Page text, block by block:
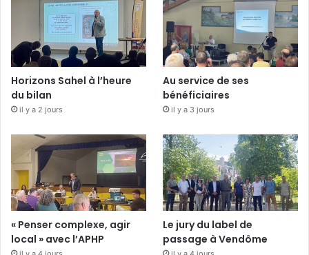
Horizons Sahel à l’heure
du bilan
il y a 2 jours
Au service de ses
bénéficiaires
il y a 3 jours
« Penser complexe, agir
local » avec l’APHP
Le jury du label de
passage à Vendôme